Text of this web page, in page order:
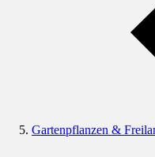
Gartenpflanzen &